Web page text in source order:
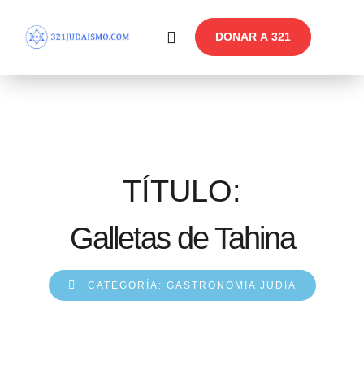
DONAR A 321
TÍTULO:
Galletas de Tahina
CATEGORÍA: GASTRONOMIA JUDIA